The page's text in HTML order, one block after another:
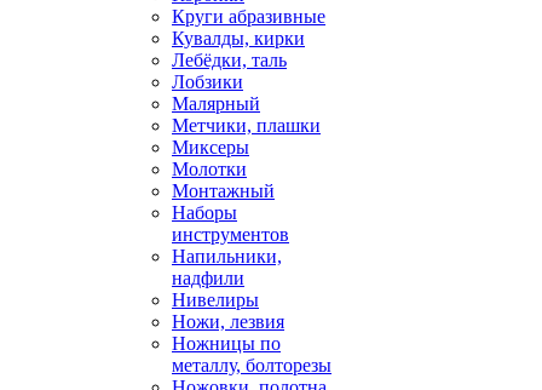
Круги абразивные
Кувалды, кирки
Лебёдки, таль
Лобзики
Малярный
Метчики, плашки
Миксеры
Молотки
Монтажный
Наборы
инструментов
Напильники,
надфили
Нивелиры
Ножи, лезвия
Ножницы по
металлу, болторезы